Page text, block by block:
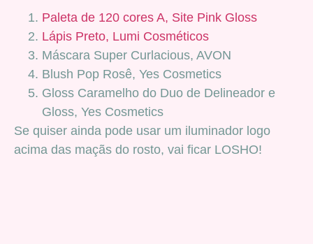
Paleta de 120 cores A, Site Pink Gloss
Lápis Preto, Lumi Cosméticos
Máscara Super Curlacious, AVON
Blush Pop Rosê, Yes Cosmetics
Gloss Caramelho do Duo de Delineador e
Gloss, Yes Cosmetics
Se quiser ainda pode usar um iluminador logo
acima das maçãs do rosto, vai ficar LOSHO!